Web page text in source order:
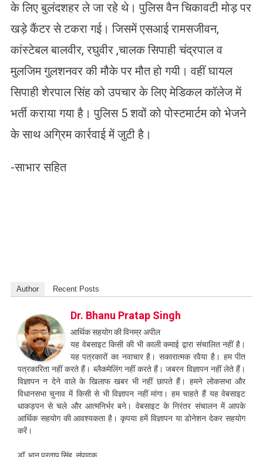
के लिए बुलंदशहर ले जा रहे थे। पुलिस वैन चिकावटी मोड़ पर
खड़े कैंटर से टकरा गई। जिसमें एसआई रामसजीवन,
कांस्टेबल बालवीर, रघुवीर ,चालक सिपाही चंद्रपाल व
मुलजिम गुलशनवर की मौके पर मौत हो गयी। वहीं घायल
सिपाही शेरपाल सिंह को उपचार के लिए मेडिकल कॉलेज में
भर्ती कराया गया है। पुलिस 5 शवों को पोस्टमार्टम को भेजने
के साथ अग्रिम कार्रवाई में जुटी है।
-साभार सहित
Author Recent Posts
Dr. Bhanu Pratap Singh
आर्थिक सहयोग की विनम्र अपील
यह वेबसाइट किसी की भी काली कमाई द्वारा संचालित नहीं है।
यह पत्रकारों का नवाचार है। सकारात्मक रवैया है। हम पीत
पत्रकारिता नहीं करते हैं। ब्लैकमेलिंग नहीं करते हैं। जबरन विज्ञापन नहीं लेते हैं।
विज्ञापन न देने वाले के खिलाफ खबर भी नहीं छापते हैं। हमने लोकसभा और
विधानसभा चुनाव में किसी से भी विज्ञापन नहीं मांगा। हम चाहते हैं यह वेबसाइट
धाकड़पन से चले और आत्मनिर्भर बने। वेबसाइट के निरंतर संचालन में आपके
आर्थिक सहयोग की आवश्यकता है। कृपया हमें विज्ञापन या डोनेशन देकर सहयोग
करें।